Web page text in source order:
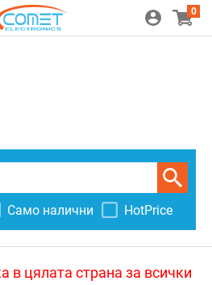
0
Само налични HotPrice
в цялата страна за всички